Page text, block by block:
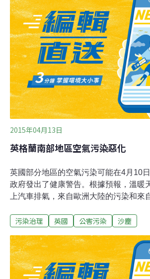
要出現在東北、華北及山東、湖北和湖
北辰（15.1℃）、山西壺關（14.8℃）
等8站日降溫幅度突破歷史極值。與氣
全國降水的相對偏少，此月全國降水量
同期（44.7毫米）偏少4%。另外，北
氣過程，此沙塵天氣過程次數較2008-
（3.2次）偏多。
2015年04月13日
英格蘭南部地區空氣污染惡化
英國部分地區的空氣污染可能在4月10
政府發出了健康警告。根據預報，溫暖
上汽車排氣，來自歐洲大陸的污染和來
東南部和東部大部分地區的空氣污染水
（Defra）說，夜晚來自大西洋的風將
染空氣。與此同時，英國高等法院很快
組織ClientEarth的律師就違反歐盟規則
污染治理 英國 公害污染 沙塵